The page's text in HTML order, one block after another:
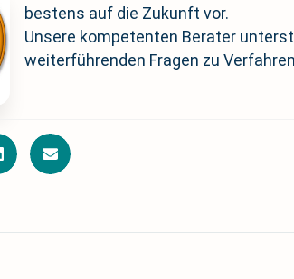
bestens auf die Zukunft vor.
Unsere kompetenten Berater
weiterführenden Fragen zu